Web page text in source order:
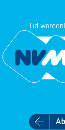
Lid worden